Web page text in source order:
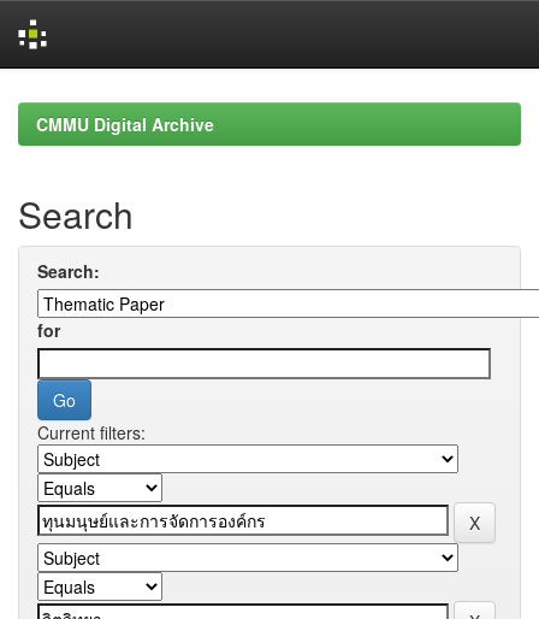
navigationCMMU Digital Archive
Search
Search:
for
Current filters: